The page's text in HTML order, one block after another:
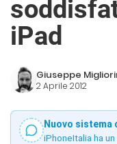
iPad
Giuseppe
2 Aprile 2012
Nuovo sistema
iPhoneItalia ha